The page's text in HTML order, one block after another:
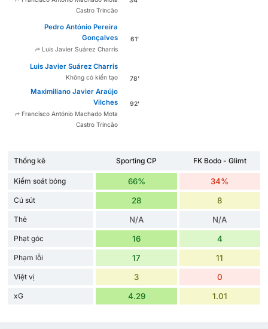
Castro Trincão
Pedro António Pereira
Gonçalves
Luis Javier Suárez Charris
61'
Luis Javier Suárez Charris
Không có kiến tạo 78'
Maximiliano Javier Araújo
Vilches
Francisco António Machado Mota
Castro Trincão
92'
Thống kê Sporting CP FK Bodo - Glimt
Kiểm soát bóng 66% 34%
Cú sút 28 8
Thẻ N/A N/A
Phạt góc 16 4
Phạm lỗi 17 11
Việt vị 3 0
xG 4.29 1.01